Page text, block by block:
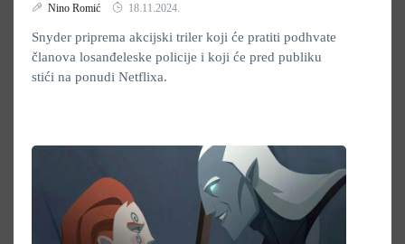
Nino Romić 18.11.2024.
Snyder priprema akcijski triler koji će pratiti podhvate
članova losanđeleske policije i koji će pred publiku
stići na ponudi Netflixa.